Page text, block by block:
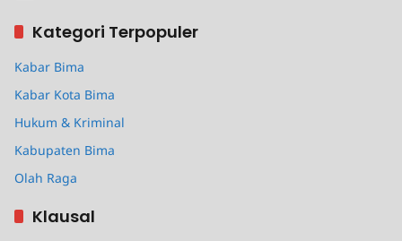
Kategori Terpopuler
Kabar Bima
Kabar Kota Bima
Hukum & Kriminal
Kabupaten Bima
Olah Raga
Klausal